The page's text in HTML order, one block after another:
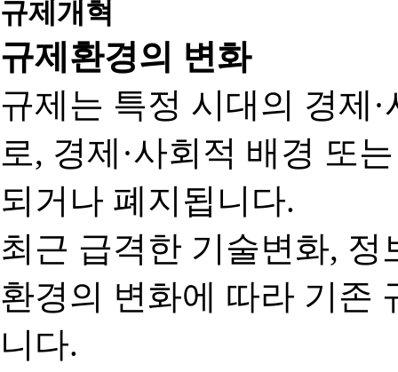
규제개혁
규제환경의 변화
규제는 특정 시대의 경제
로, 경제·사회적 배경 또
되거나 폐지됩니다.
최근 급격한 기술변화,
환경의 변화에 따라 기존
니다.